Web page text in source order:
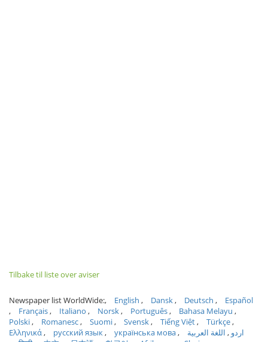
Tilbake til liste over aviser
Newspaper list WorldWide: English Dansk Deutsch
Español
Français
Italiano Norsk Português
Bahasa Melayu
Polski
Romanesc Suomi Svensk Tiếng Việt
Türkçe
Ελληνικά
русский язык українська мова اردو
اللغة العربية